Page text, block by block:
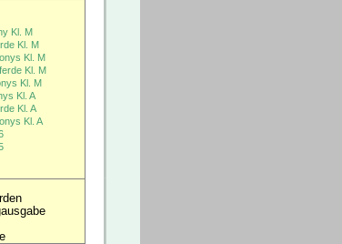
Kl. M
Kl. M
Kl. M
Kl. M
Kl. M
Kl. A
Kl. A
Kl. A